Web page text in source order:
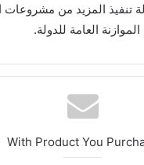
تنفيذ المزيد من مشروعات
العامة للدولة.
With Product You